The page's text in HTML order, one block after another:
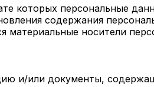
которых персональные
содержания
носители
и/или документы,